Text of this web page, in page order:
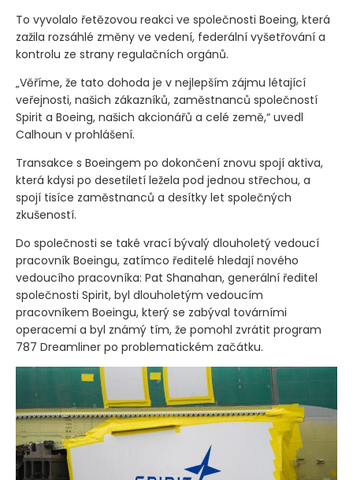
To vyvolalo řetězovou reakci ve společnosti Boeing, která
zažila rozsáhlé změny ve vedení, federální vyšetřování a
kontrolu ze strany regulačních orgánů.
„Věříme, že tato dohoda je v nejlepším zájmu létající
veřejnosti, našich zákazníků, zaměstnanců společností
Spirit a Boeing, našich akcionářů a celé země,“ uvedl
Calhoun v prohlášení.
Transakce s Boeingem po dokončení znovu spojí aktiva,
která kdysi po desetiletí ležela pod jednou střechou, a
spojí tisíce zaměstnanců a desítky let společných
zkušeností.
Do společnosti se také vrací bývalý dlouholetý vedoucí
pracovník Boeingu, zatímco ředitelé hledají nového
vedoucího pracovníka: Pat Shanahan, generální ředitel
společnosti Spirit, byl dlouholetým vedoucím
pracovníkem Boeingu, který se zabýval továrními
operacemi a byl známý tím, že pomohl zvrátit program
787 Dreamliner po problematickém začátku.